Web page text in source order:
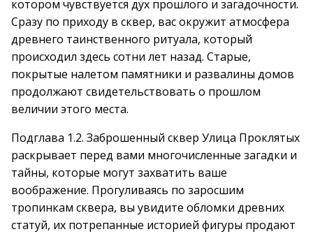
котором чувствуется дух прошлого и загадочности.
Сразу по приходу в сквер, вас окружит атмосфера
древнего таинственного ритуала, который
происходил здесь сотни лет назад. Старые,
покрытые налетом памятники и развалины домов
продолжают свидетельствовать о прошлом
величии этого места.
Подглава 1.2. Заброшенный сквер Улица Проклятых
раскрывает перед вами многочисленные загадки и
тайны, которые могут захватить ваше
воображение. Прогуливаясь по заросшим
тропинкам сквера, вы увидите обломки древних
статуй, их потрепанные историей фигуры продают